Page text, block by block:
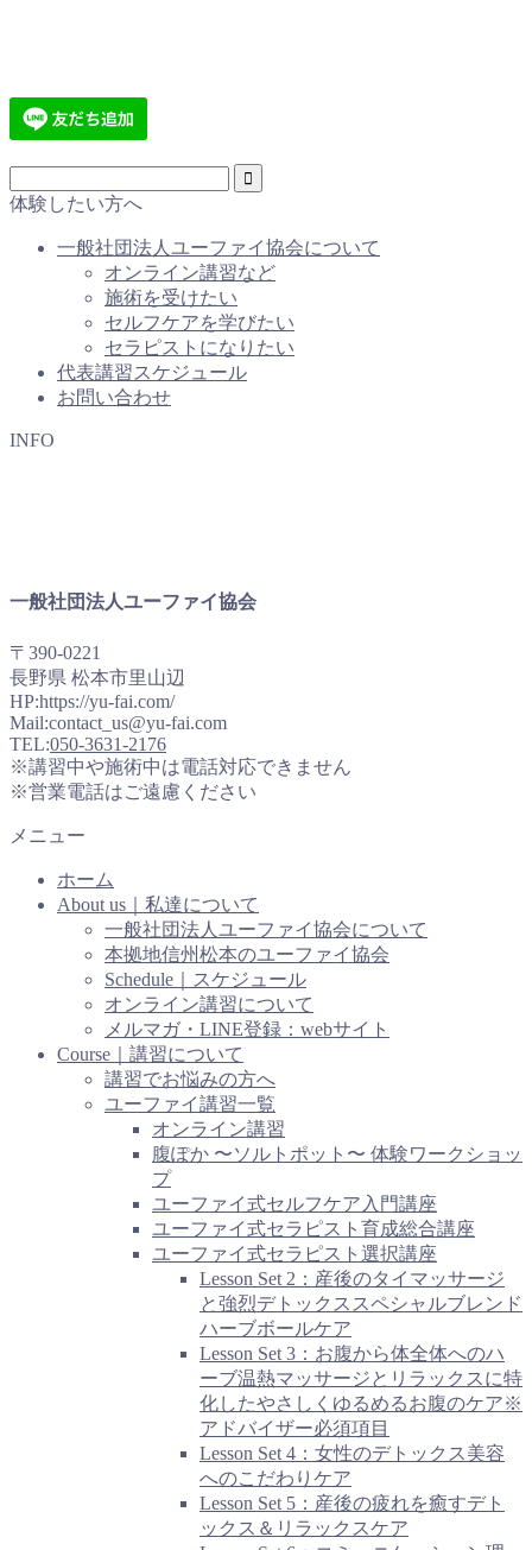
体験したい方へ
一般社団法人ユーファイ協会について
オンライン講習など
施術を受けたい
セルフケアを学びたい
セラピストになりたい
代表講習スケジュール
お問い合わせ
INFO
一般社団法人ユーファイ協会
〒390-0221
長野県 松本市里山辺
HP:https://yu-fai.com/
Mail:contact_us@yu-fai.com
TEL:050-3631-2176
※講習中や施術中は電話対応できません
※営業電話はご遠慮ください
メニュー
ホーム
About us｜私達について
一般社団法人ユーファイ協会について
本拠地信州松本のユーファイ協会
Schedule｜スケジュール
オンライン講習について
メルマガ・LINE登録：webサイト
Course｜講習について
講習でお悩みの方へ
ユーファイ講習一覧
オンライン講習
腹ぽか 〜ソルトポット〜 体験ワークショッ
プ
ユーファイ式セルフケア入門講座
ユーファイ式セラピスト育成総合講座
ユーファイ式セラピスト選択講座
Lesson Set 2：産後のタイマッサージ
と強烈デトックススペシャルブレンド
ハーブボールケア
Lesson Set 3：お腹から体全体へのハ
ーブ温熱マッサージとリラックスに特
化したやさしくゆるめるお腹のケア※
アドバイザー必須項目
Lesson Set 4：女性のデトックス美容
へのこだわりケア
Lesson Set 5：産後の疲れを癒すデト
ックス＆リラックスケア